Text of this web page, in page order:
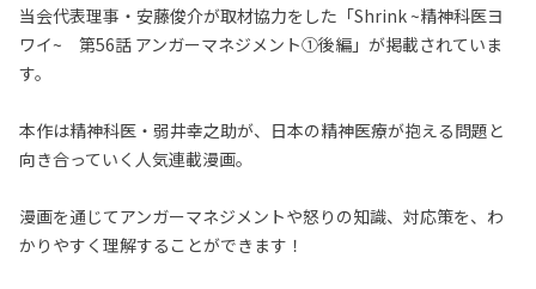
当会代表理事・安藤俊介が取材協力をした「Shrink ~精神科医ヨ
ワイ~ 第56話 アンガーマネジメント①後編」が掲載されていま
す。
本作は精神科医・弱井幸之助が、日本の精神医療が抱える問題と
向き合っていく人気連載漫画。
漫画を通じてアンガーマネジメントや怒りの知識、対応策を、わ
かりやすく理解することができます！